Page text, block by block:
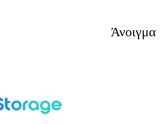
Άνοιγμα